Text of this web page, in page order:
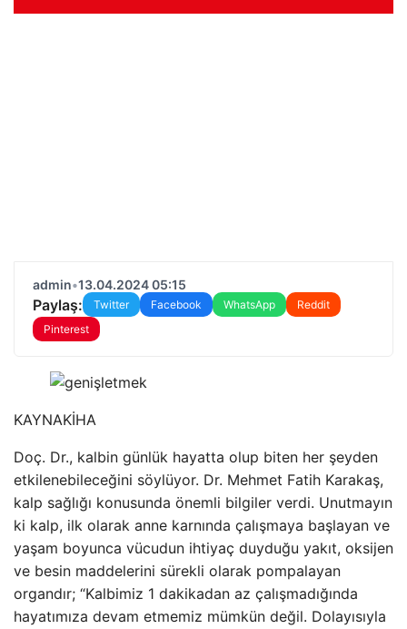
admin•13.04.2024 05:15
Paylaş: Twitter Facebook WhatsApp
Reddit
Pinterest
KAYNAKİHA
Doç. Dr., kalbin günlük hayatta olup biten her şeyden
etkilenebileceğini söylüyor. Dr. Mehmet Fatih Karakaş,
kalp sağlığı konusunda önemli bilgiler verdi. Unutmayın
ki kalp, ilk olarak anne karnında çalışmaya başlayan ve
yaşam boyunca vücudun ihtiyaç duyduğu yakıt, oksijen
ve besin maddelerini sürekli olarak pompalayan
organdır; “Kalbimiz 1 dakikadan az çalışmadığında
hayatımıza devam etmemiz mümkün değil. Dolayısıyla